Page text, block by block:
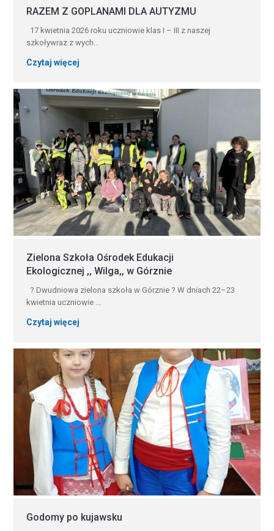
RAZEM Z GOPLANAMI DLA AUTYZMU
17 kwietnia 2026 roku uczniowie klas I – III z naszej
szkoływraz z wych...
Czytaj więcej
Zielona Szkoła Ośrodek Edukacji
Ekologicznej ,, Wilga,, w Górznie
? Dwudniowa zielona szkoła w Górznie ? W dniach 22–23
kwietnia uczniowie ...
Czytaj więcej
Godomy po kujawsku